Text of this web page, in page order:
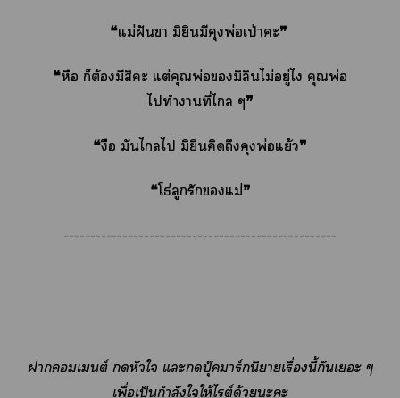
❝แม่ฝันา มิยินมีคุงพ่อเป่าะ❞
❝หือ ก็ต้องมีสิะ แต่คุณพ่อมิลินไม่อยู่ไ คุณพ่อ
ไทำาที่ไ ๆ❞
❝งือ มันไไ มิยินคิดถึงคุงพ่อแย้ว❞
❝โธ่ลูกรักแม่❞
---------------------------------------------------
าเต์ หัวใ แะบุ๊าร์กนิาเรื่องนี้กันเะ ๆ
เพื่อเป็นกำลังใให้ไต์ด้วยะะ